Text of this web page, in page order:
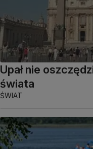
Upał nie
świata
ŚWIAT